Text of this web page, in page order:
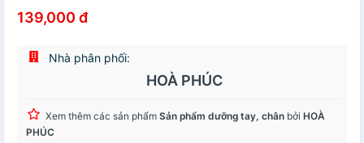
139,000 đ
Nhà phân phối:
HOÀ PHÚC
Xem thêm các sản phẩm Sản phẩm dưỡng tay, chân bởi HOÀ
PHÚC